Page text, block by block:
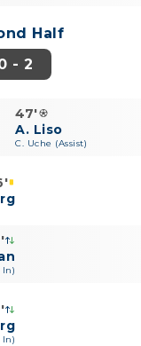
Half
- 2
47'
A. Liso
C. Uche (Assist)